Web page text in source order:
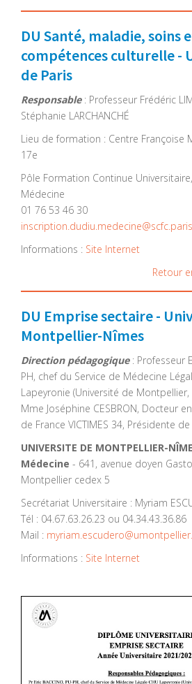
DU Santé, maladie, soins
compétences culturelle -
de Paris
Responsable: Professeur Frédéric
Stéphanie LARCHANCHÉ
Lieu de formation : Centre Françoise
17e
Pôle Formation Continue
Médecine
01 76 53 46 30
Informations : Site Internet
Retour
DU Emprise sectaire -
Montpellier-Nîmes
Direction pédagogique: Professeur
PH, chef du Service de Médecine
Lapeyronie (Université de Montpellier,
Mme Joséphine CESBRON, Docteur
de France VICTIMES 34, Présidente de
UNIVERSITE DE MONTPELLIER-
Médecine - 641, avenue doyen
Montpellier cedex 5
Secrétariat Universitaire : Myriam
Tél : 04.67.63.26.23 ou 04.34.43.36.86
Mail :
Informations : Site Internet